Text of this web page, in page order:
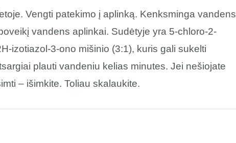
Vengti patekimo į aplinką. Kenksminga vandens
vandens aplinkai. Sudėtyje yra 5-chloro-2-
izotiazol-3-ono mišinio (3:1), kuris gali sukelti
plauti vandeniu kelias minutes. Jei nešiojate
– išimkite. Toliau skalaukite.